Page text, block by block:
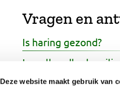
Deze website maakt gebruik van
Vragen en
Is haring gezond?
Is wolhandkrab
Waarom is vette vis